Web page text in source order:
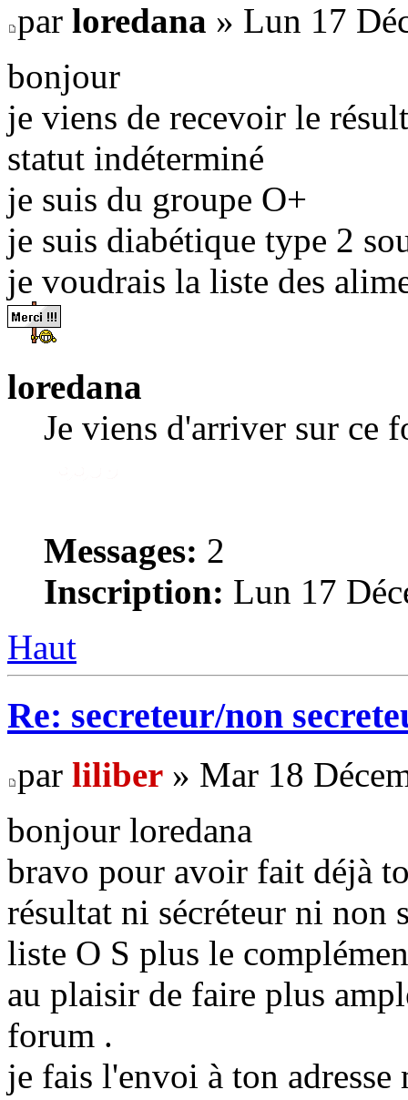
par loredana » Lun 17
bonjour
je viens de recevoir le
statut indéterminé
je suis du groupe O+
je suis diabétique type 2
je voudrais la liste des
loredana
Je viens d'arriver sur ce
Messages: 2
Inscription: Lun 17
Haut
Re: secreteur/non
par liliber » Mar 18
bonjour loredana
bravo pour avoir fait déjà
résultat ni sécréteur ni non
liste O S plus le
au plaisir de faire plus
forum .
je fais l'envoi à ton